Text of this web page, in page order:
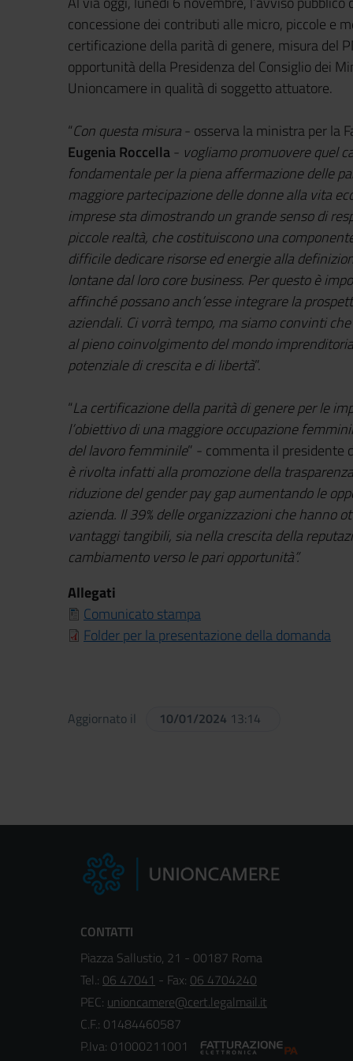
concessione dei contributi alle micro, piccole e
certificazione della parità di genere, misura del
opportunità della Presidenza del Consiglio dei
Unioncamere in qualità di soggetto attuatore.
“Con questa misura - osserva la ministra per la
Eugenia Roccella - vogliamo promuovere quel
fondamentale per la piena affermazione delle
maggiore partecipazione delle donne alla vita
imprese sta dimostrando un grande senso di
piccole realtà, che costituiscono una
difficile dedicare risorse ed energie alla
lontane dal loro core business. Per questo è
affinché possano anch’esse integrare la
aziendali. Ci vorrà tempo, ma siamo convinti
al pieno coinvolgimento del mondo
potenziale di crescita e di libertà”.
“La certificazione della parità di genere per le
l’obiettivo di una maggiore occupazione
del lavoro femminile” - commenta il presidente
è rivolta infatti alla promozione della
riduzione del gender pay gap aumentando le
azienda. Il 39% delle organizzazioni che hanno
vantaggi tangibili, sia nella crescita della
cambiamento verso le pari opportunità”.
Allegati
Comunicato stampa
Folder per la presentazione della domanda
Aggiornato il 10/01/2024 13:14
CONTATTI
Piazza Sallustio, 21 - 00187 Roma
Tel.: 06 47041 - Fax: 06 4704240
PEC: unioncamere@cert.legalmail.it
C.F.: 01484460587
P.Iva: 01000211001